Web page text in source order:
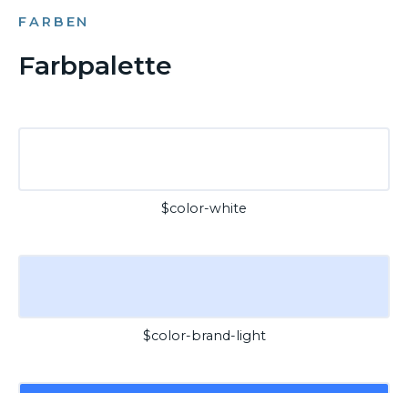
FARBEN
Farbpalette
$color-white
$color-brand-light